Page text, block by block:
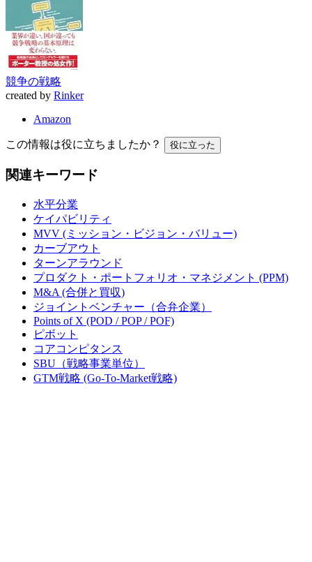
競争の戦略
created by Rinker
Amazon
この情報は役に立ちましたか？ 役に立った
関連キーワード
水平分業
ケイパビリティ
MVV (ミッション・ビジョン・バリュー)
カーブアウト
ターンアラウンド
プロダクト・ポートフォリオ・マネジメント (PPM)
M&A (合併と買収)
ジョイントベンチャー（合弁企業）
Points of X (POD / POP / POF)
ピボット
コアコンピタンス
SBU（戦略事業単位）
GTM戦略 (Go-To-Market戦略)